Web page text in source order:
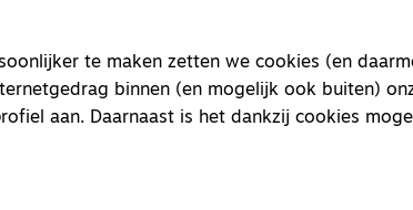
Kvk-nummer
NL46 INGB 0117
te maken zetten we cookies (en
binnen (en mogelijk ook buiten)
aan. Daarnaast is het dankzij cookies